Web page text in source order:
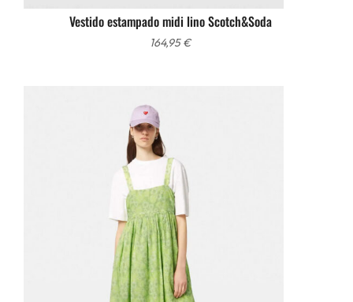
Vestido estampado midi lino Scotch&Soda
164,95€